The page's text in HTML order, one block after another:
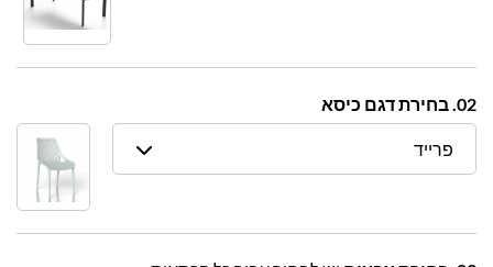
02. בחירת דגם כיסא
פרייד